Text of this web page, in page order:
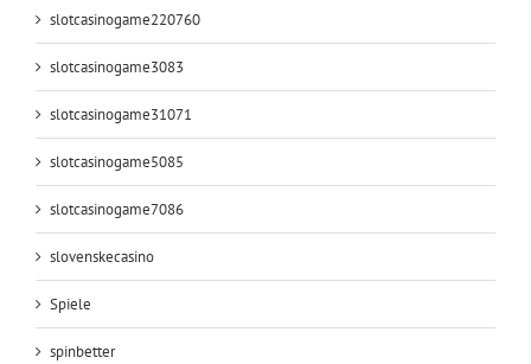
slotcasinogame220760
slotcasinogame3083
slotcasinogame31071
slotcasinogame5085
slotcasinogame7086
slovenskecasino
Spiele
spinbetter